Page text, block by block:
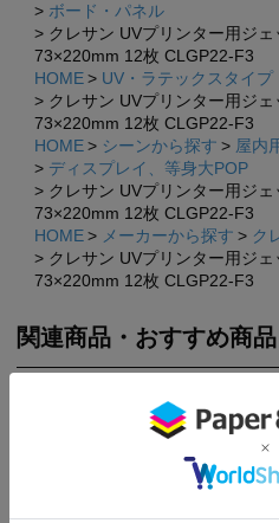
ボード・パネル
クレサン UVプリンター用ジ
73×220mm 12枚 CLGP22-F3
HOME
UV・ラテックスタイプ
クレサン UVプリンター用ジ
73×220mm 12枚 CLGP22-F3
HOME
シーンから探す
屋内
ディスプレイ、等身大POP
クレサン UVプリンター用ジ
73×220mm 12枚 CLGP22-F3
HOME
メーカーから探す
ク
クレサン UVプリンター用ジ
73×220mm 12枚 CLGP22-F3
関連商品・おすすめ商品